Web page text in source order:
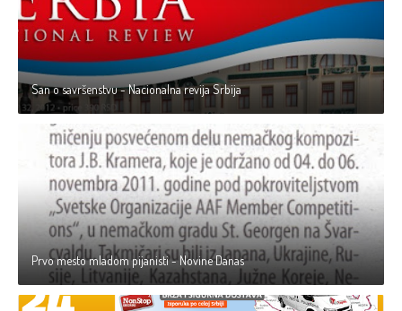
San o savršenstvu - Nacionalna revija Srbija
Prvo mesto mladom pijanisti - Novine Danas